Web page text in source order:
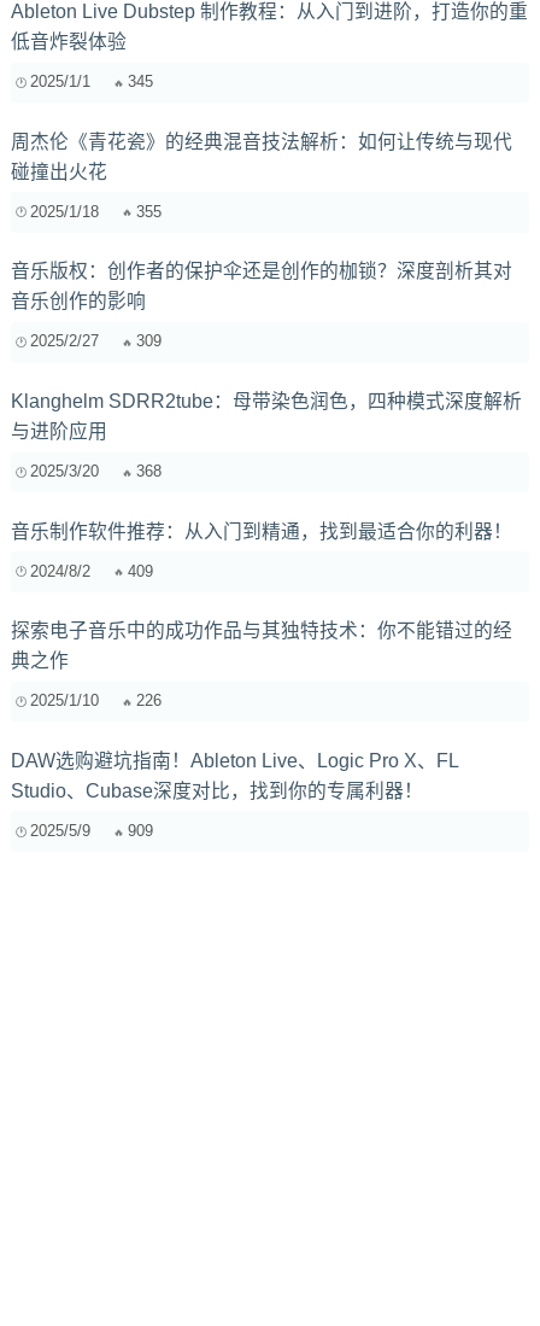
Ableton Live Dubstep 制作教程：从入门到进阶，打造你的重
低音炸裂体验
2025/1/1 345
周杰伦《青花瓷》的经典混音技法解析：如何让传统与现代
碰撞出火花
2025/1/18 355
音乐版权：创作者的保护伞还是创作的枷锁？深度剖析其对
音乐创作的影响
2025/2/27 309
Klanghelm SDRR2tube：母带染色润色，四种模式深度解析
与进阶应用
2025/3/20 368
音乐制作软件推荐：从入门到精通，找到最适合你的利器！
2024/8/2 409
探索电子音乐中的成功作品与其独特技术：你不能错过的经
典之作
2025/1/10 226
DAW选购避坑指南！Ableton Live、Logic Pro X、FL
Studio、Cubase深度对比，找到你的专属利器！
2025/5/9 909